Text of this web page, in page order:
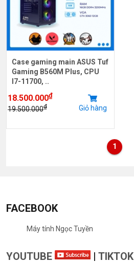
Case gaming main ASUS Tuf
Gaming B560M Plus, CPU
I7-11700, ..
18.500.000₫
19.500.000₫ Giỏ hàng
1
FACEBOOK
Máy tính Ngọc Tuyền
YOUTUBE | TIKTOK